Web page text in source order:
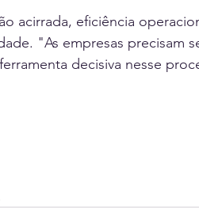
acirrada, eficiência
"As empresas precisam
decisiva nesse